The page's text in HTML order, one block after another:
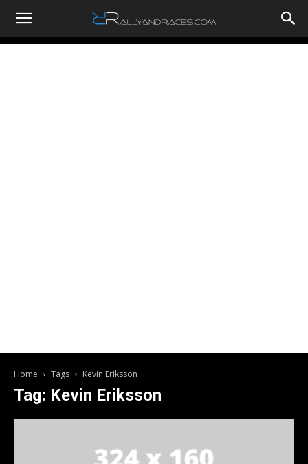
RallyandRaces.com
Home Tags Kevin Eriksson
Tag: Kevin Eriksson